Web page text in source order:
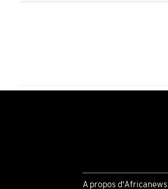
A propos d'Africanews